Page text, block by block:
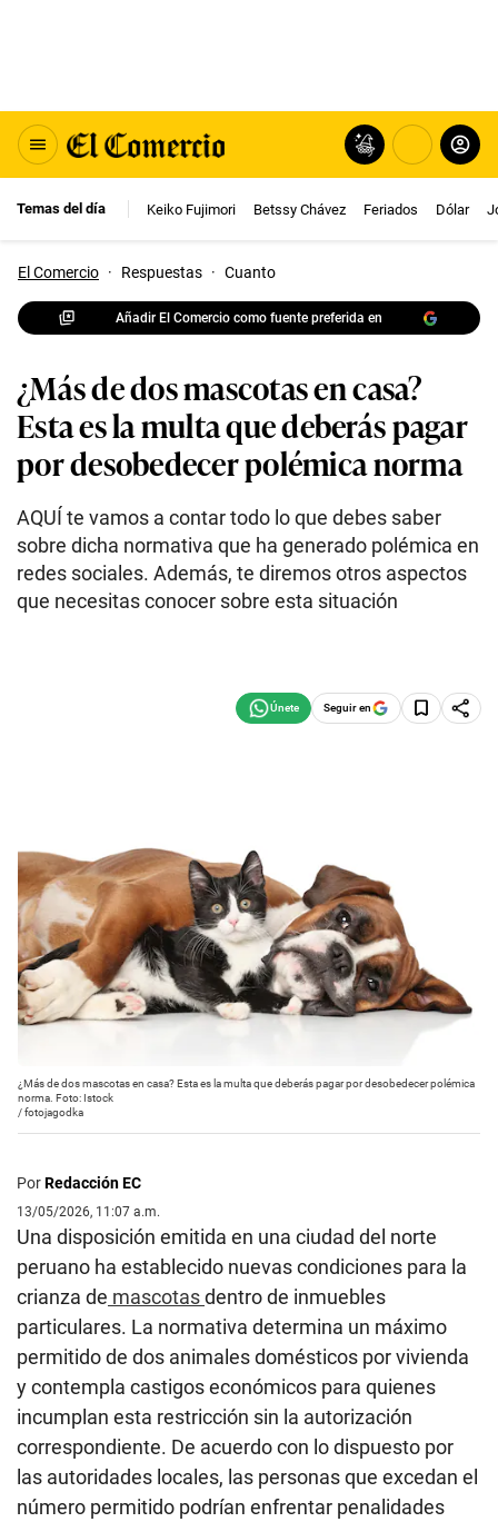
Temas del día Keiko Fujimori Betssy Chávez Feriados Dólar
El Comercio · Respuestas · Cuanto
Añadir El Comercio como fuente preferida en
¿Más de dos mascotas en casa?
Esta es la multa que deberás pagar
por desobedecer polémica norma
AQUÍ te vamos a contar todo lo que debes saber
sobre dicha normativa que ha generado polémica en
redes sociales. Además, te diremos otros aspectos
que necesitas conocer sobre esta situación
Seguir en
¿Más de dos mascotas en casa? Esta es la multa que deberás pagar por desobedecer polémica
norma. Foto: Istock
/fotojagodka
PorRedacción EC
13/05/2026, 11:07 a.m.
Una disposición emitida en una ciudad del norte
peruano ha establecido nuevas condiciones para la
crianza de mascotasdentro de inmuebles
particulares. La normativa determina un máximo
permitido de dos animales domésticos por vivienda
y contempla castigos económicos para quienes
incumplan esta restricción sin la autorización
correspondiente. De acuerdo con lo dispuesto por
las autoridades locales, las personas que excedan el
número permitido podrían enfrentar penalidades